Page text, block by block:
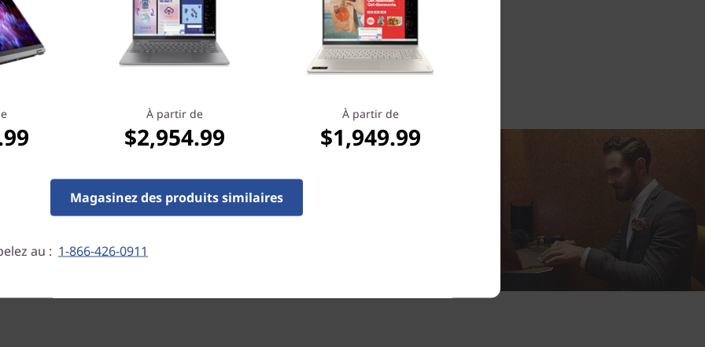
de passe
en moins de deux
ce qui est 3 fois plus
saisir un mot de passe.
sans mot de
À partir de
$2,954.99
À partir de
$1,949.99
Magasinez des produits similaires
au : 1-866-426-0911